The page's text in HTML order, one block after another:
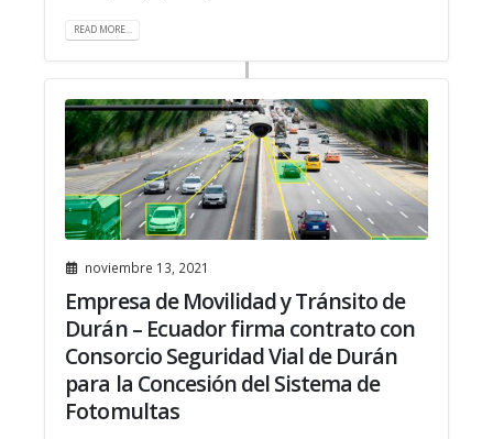
READ MORE...
noviembre 13, 2021
Empresa de Movilidad y Tránsito de
Durán – Ecuador firma contrato con
Consorcio Seguridad Vial de Durán
para la Concesión del Sistema de
Fotomultas